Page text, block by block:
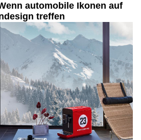
automobile Ikonen auf
treffen